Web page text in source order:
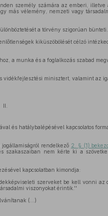
személy számára az emberi, illetve
más vélemény, nemzeti vagy
a törvény szigorúan bünteti.
kiküszöbölését célzó
a munka és a foglalkozás szabad
vidékfejlesztési minisztert, valamint az
II.
és hatálybalépésével kapcsolatos
jogállamiságról rendelkező 2. § (1)
nem kérte ki a
kapcsolatban kimondja:
szerveket be kell vonni az
viszonyokat érintik.''
(...)